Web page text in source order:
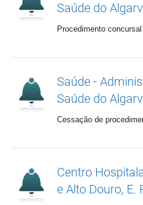
Saúde do
Procedimento
Saúde -
Saúde do
Cessação de
Centro
e Alto Douro, E.